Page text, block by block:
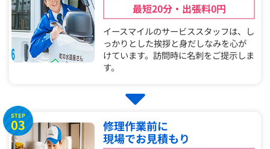
最短20分・出張料0円
イースマイルのサービススタッフは、し
っかりとした挨拶と身だしなみを心が
けています。訪問時に名刺をご提示しま
す。
STEP
03
修理作業前に
現場でお見積もり